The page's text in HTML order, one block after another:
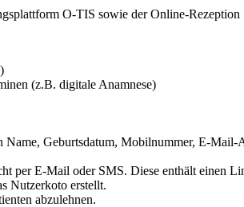
O-TIS sowie der Online-
(z.B. digitale Anamnese)
Geburtsdatum, Mobilnummer, E-Mail-
per E-Mail oder SMS. Diese enthält einen
Nutzerkoto erstellt.
abzulehnen.